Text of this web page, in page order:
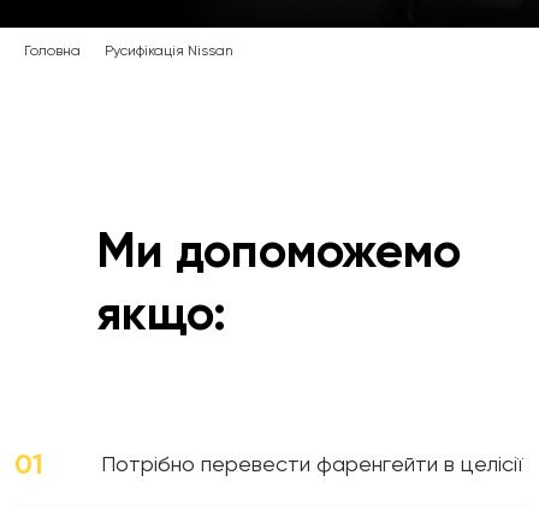
Головна Русифікація Nissan
Ми допоможемо
якщо:
01 Потрібно перевести фаренгейти в целісії